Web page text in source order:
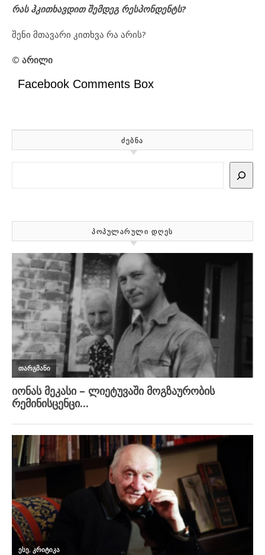
რას ჰკითხავდით შემდეგ რესპონდენტს?
შენი მთავარი კითხვა რა არის?
© არილი
Facebook Comments Box
ᲫᲔᲑᲜᲐ
ᲞᲝᲞᲣᲚᲐᲠᲣᲚᲘ ᲓᲦᲔᲡ